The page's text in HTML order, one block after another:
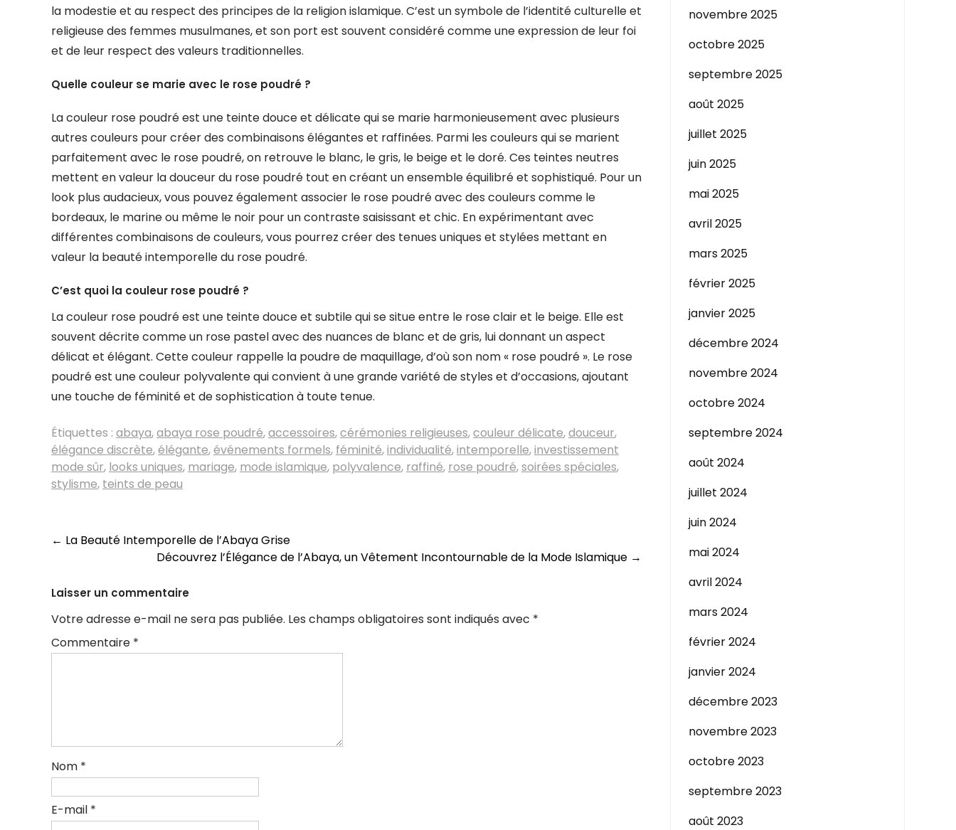
la modestie et au respect des principes de la religion islamique. C’est un symbole de l’identité culturelle et
religieuse des femmes musulmanes, et son port est souvent considéré comme une expression de leur foi
et de leur respect des valeurs traditionnelles.
Quelle couleur se marie avec le rose poudré ?
La couleur rose poudré est une teinte douce et délicate qui se marie harmonieusement avec plusieurs
autres couleurs pour créer des combinaisons élégantes et raffinées. Parmi les couleurs qui se marient
parfaitement avec le rose poudré, on retrouve le blanc, le gris, le beige et le doré. Ces teintes neutres
mettent en valeur la douceur du rose poudré tout en créant un ensemble équilibré et sophistiqué. Pour un
look plus audacieux, vous pouvez également associer le rose poudré avec des couleurs comme le
bordeaux, le marine ou même le noir pour un contraste saisissant et chic. En expérimentant avec
différentes combinaisons de couleurs, vous pourrez créer des tenues uniques et stylées mettant en
valeur la beauté intemporelle du rose poudré.
C’est quoi la couleur rose poudré ?
La couleur rose poudré est une teinte douce et subtile qui se situe entre le rose clair et le beige. Elle est
souvent décrite comme un rose pastel avec des nuances de blanc et de gris, lui donnant un aspect
délicat et élégant. Cette couleur rappelle la poudre de maquillage, d’où son nom « rose poudré ». Le rose
poudré est une couleur polyvalente qui convient à une grande variété de styles et d’occasions, ajoutant
une touche de féminité et de sophistication à toute tenue.
Étiquettes : abaya,abaya rose poudré,accessoires,cérémonies religieuses,couleur délicate,douceur,
élégance discrète,élégante,événements formels, féminité,individualité,intemporelle,investissement
mode sûr, looks uniques, mariage, mode islamique, polyvalence, raffiné, rose poudré,soirées spéciales,
stylisme, teints de peau
Navigation
articles
← La Beauté Intemporelle de l’Abaya Grise
Découvrez l’Élégance de l’Abaya, un Vêtement Incontournable de la Mode Islamique →
Laisser un commentaire
Votre adresse e-mail ne sera pas publiée. Les champs obligatoires sont indiqués avec *
Commentaire *
Nom *
E-mail *
novembre 2025
octobre 2025
septembre 2025
août 2025
juillet 2025
juin 2025
mai 2025
avril 2025
mars 2025
février 2025
janvier 2025
décembre 2024
novembre 2024
octobre 2024
septembre 2024
août 2024
juillet 2024
juin 2024
mai 2024
avril 2024
mars 2024
février 2024
janvier 2024
décembre 2023
novembre 2023
octobre 2023
septembre 2023
août 2023